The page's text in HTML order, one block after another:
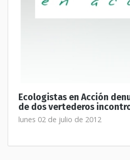
Ecologistas en Acción
de dos vertederos
lunes 02 de julio de 2012